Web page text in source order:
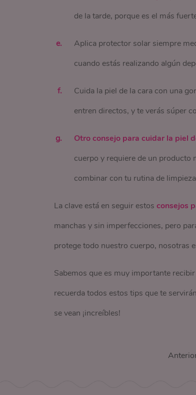
de la tarde, porque es el más
Aplica protector solar siempre
cuando estás realizando algún
Cuida la piel de la cara con una
entren directos, y te verás súper
Otro consejo para cuidar la piel
cuerpo y requiere de un producto
combinar con tu rutina de
La clave está en seguir estos consejos
manchas y sin imperfecciones, pero
protege todo nuestro cuerpo, nosotras
Sabemos que es muy importante
recuerda todos estos tips que te
se vean ¡increíbles!